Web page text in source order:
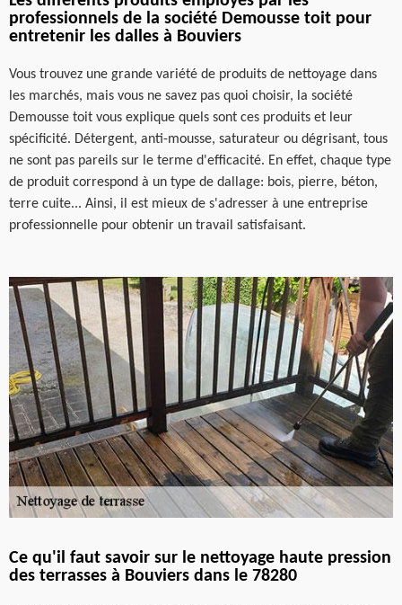
professionnels de la société Demousse toit pour
entretenir les dalles à Bouviers
Vous trouvez une grande variété de produits de nettoyage dans
les marchés, mais vous ne savez pas quoi choisir, la société
Demousse toit vous explique quels sont ces produits et leur
spécificité. Détergent, anti-mousse, saturateur ou dégrisant, tous
ne sont pas pareils sur le terme d'efficacité. En effet, chaque type
de produit correspond à un type de dallage: bois, pierre, béton,
terre cuite... Ainsi, il est mieux de s'adresser à une entreprise
professionnelle pour obtenir un travail satisfaisant.
Ce qu'il faut savoir sur le nettoyage haute pression
des terrasses à Bouviers dans le 78280